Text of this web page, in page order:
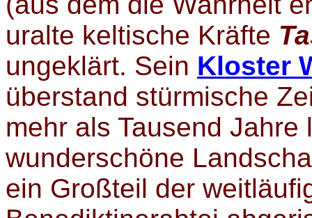
uralte keltische Kräfte
ungeklärt. Sein Kloster
überstand stürmische
mehr als Tausend
wunderschöne
ein Großteil der